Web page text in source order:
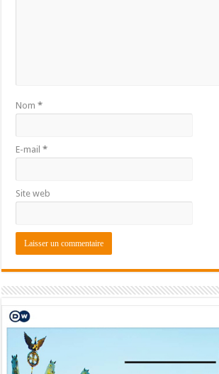
Nom*
E-mail*
Site web